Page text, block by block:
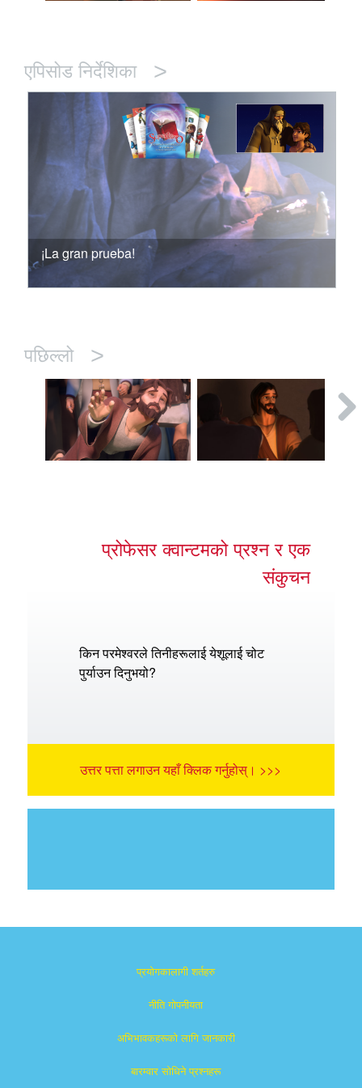
एपिसोड निर्देशिका >
¡La gran prueba!
पछिल्लो >
प्रोफेसर क्वान्टमको प्रश्न र एक
संकुचन
किन परमेश्वरले तिनीहरूलाई येशूलाई चोट
पुर्याउन दिनुभयो?
उत्तर पत्ता लगाउन यहाँ क्लिक गर्नुहोस्। >>>
प्रयोगकालागी शर्तहरु
नीति गोपनीयता
अभिभावकहरूको लागि जानकारी
बारम्वार साेधिने प्रश्नहरू